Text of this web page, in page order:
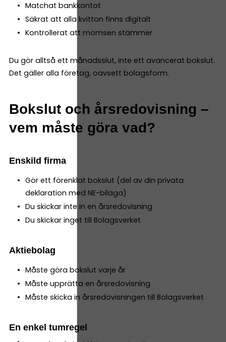
Matchat bankkontot
Säkrat att alla kvitton finns digitalt
Kontrollerat att momsen stämmer
Du gör alltså ett månadsslut, inte ett avancerat bokslut.
Det gäller alla företag, oavsett bolagsform.
Bokslut och årsredovisning –
vem måste göra vad?
Enskild firma
Gör ett förenklat bokslut (del av din privata
deklaration med NE-bilaga)
Du skickar inte in en årsredovisning
Du skickar inget till Bolagsverket
Aktiebolag
Måste göra bokslut varje år
Måste upprätta en årsredovisning
Måste skicka in årsredovisningen till Bolagsverket
En enkel tumregel